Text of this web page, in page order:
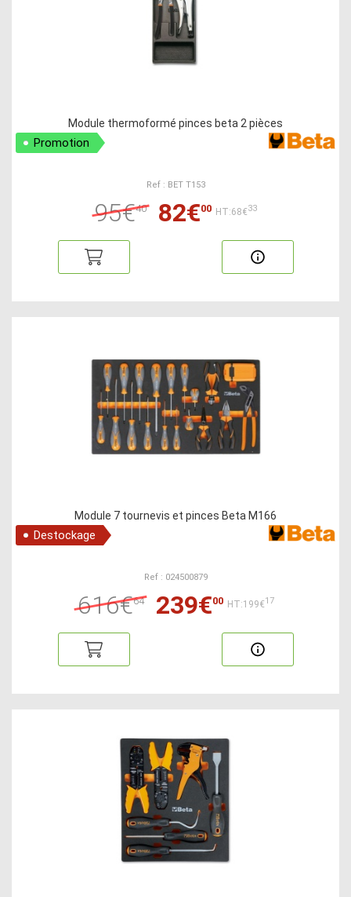
Module thermoformé pinces beta 2 pièces
Promotion
Ref : BET T153
95€40 82€00 HT:68€33
Module 7 tournevis et pinces Beta M166
Destockage
Ref : 024500879
616€64 239€00 HT:199€17